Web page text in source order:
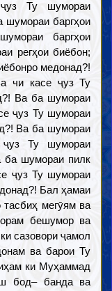
Ту шумораи
шумораи баргҳои
баргҳои
регҳои биёбон;
медонад?!
чи касе ҷуз Ту
Ва ба шумораи
ҷуз Ту шумораи
Ва ба шумораи
Ту шумораи
ба шумораи пилк
ҷуз Ту шумораи
Бал ҳамаи
мегӯям ва
бешумор ва
сазовори ҷамол
ва барои Ту
ки Муҳаммад
бод– банда ва